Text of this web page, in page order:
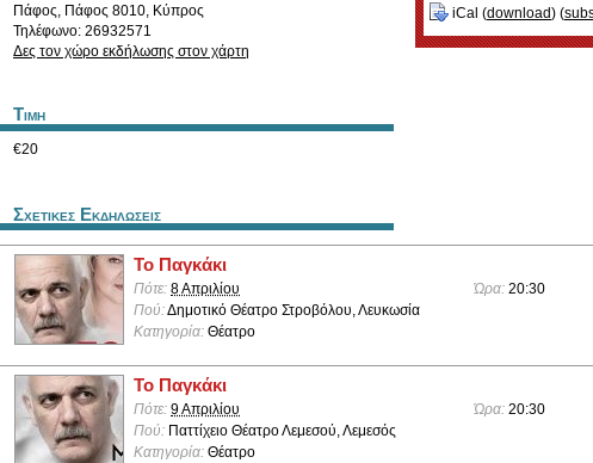
Πάφος, Πάφος 8010, Κύπρος
Τηλέφωνο: 26932571
Δες τον χώρο εκδήλωσης στον χάρτη
Τιμη
€20
iCal (download) (
Σχετικες Εκδηλωσεις
Το Παγκάκι
Πότε: 8 Απριλίου Ώρα: 20:30
Πού:Δημοτικό Θέατρο Στροβόλου, Λευκωσία
Κατηγορία: Θέατρο
Το Παγκάκι
Πότε: 9 Απριλίου Ώρα: 20:30
Πού: Παττίχειο Θέατρο Λεμεσού, Λεμεσός
Κατηγορία: Θέατρο